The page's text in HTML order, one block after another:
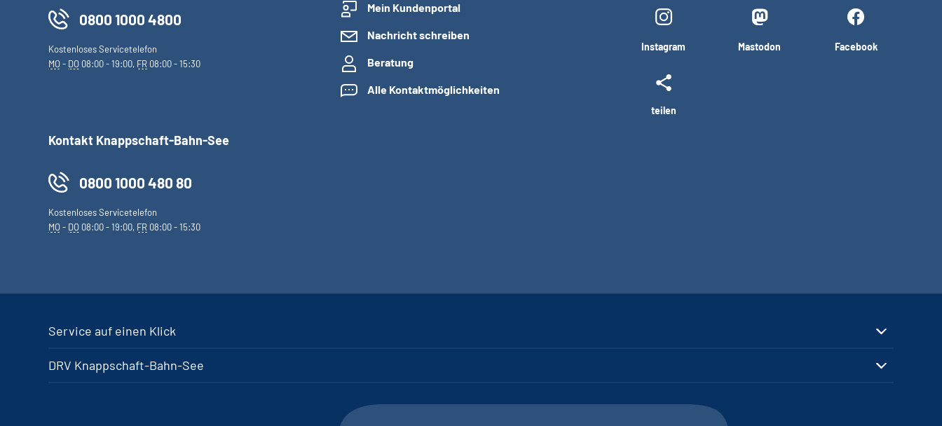
0800 1000 4800
Kostenloses Servicetelefon
MO- DO 08:00 - 19:00, FR 08:00 - 15:30
Mein Kundenportal
Nachricht schreiben
Beratung
Alle Kontaktmöglichkeiten
Kontakt Knappschaft-Bahn-See
0800 1000 480 80
Kostenloses Servicetelefon
MO- DO 08:00 - 19:00, FR 08:00 - 15:30
Instagram Mastodon Facebook
teilen
Service auf einen Klick
DRV Knappschaft-Bahn-See